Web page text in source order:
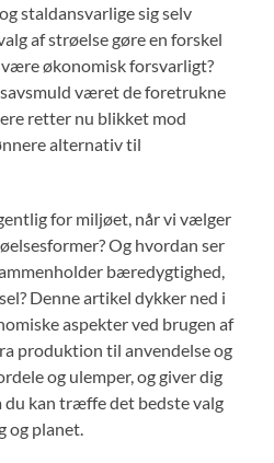
staldansvarlige sig selv
af strøelse gøre en forskel
økonomisk forsvarligt?
været de foretrukne
retter nu blikket mod
alternativ til
for miljøet, når vi vælger
Og hvordan ser
bæredygtighed,
Denne artikel dykker ned i
aspekter ved brugen af
produktion til anvendelse og
og ulemper, og giver dig
du kan træffe det bedste valg
og planet.